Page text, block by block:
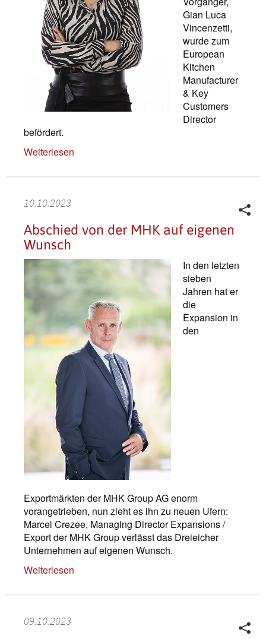
Gian Luca
Vincenzetti,
wurde zum
European
Kitchen
Manufacturer
& Key
Customers
Director
befördert.
Weiterlesen
10.10.2023
Abschied von der MHK auf eigenen
Wunsch
In den letzten
sieben
Jahren hat er
die
Expansion in
den
Exportmärkten der MHK Group AG enorm
vorangetrieben, nun zieht es ihn zu neuen Ufern:
Marcel Crezee, Managing Director Expansions /
Export der MHK Group verlässt das Dreieicher
Unternehmen auf eigenen Wunsch.
Weiterlesen
09.10.2023